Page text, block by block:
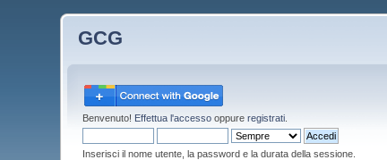
GCG
Benvenuto! Effettua l'accesso oppureregistrati
Inserisci il nome utente, la password e la durata della sessione.